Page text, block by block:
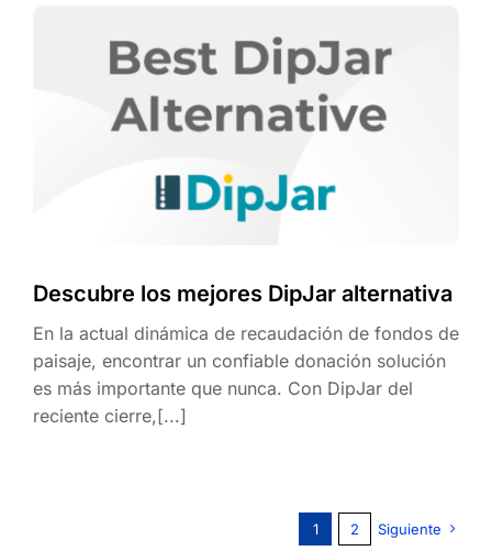
Descubre los mejores DipJar alternativa
En la actual dinámica de recaudación de fondos de
paisaje, encontrar un confiable donación solución
es más importante que nunca. Con DipJar del
reciente cierre,[...]
1 2 Siguiente